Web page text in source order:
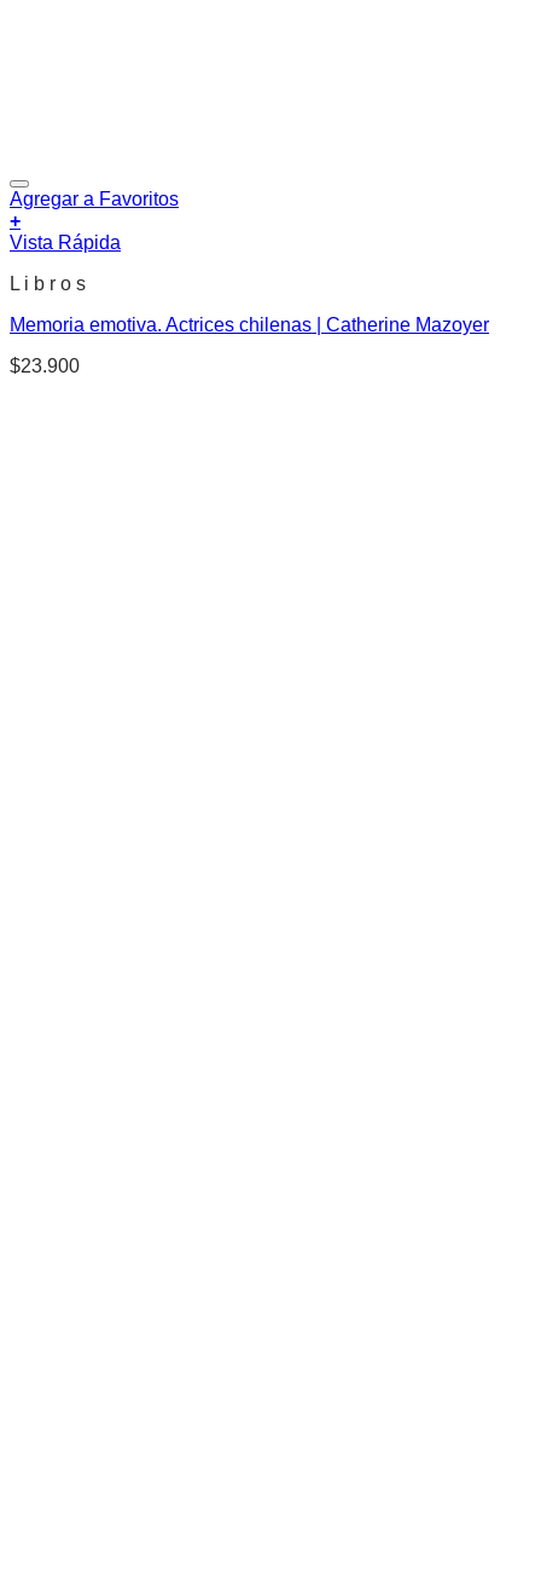
Agregar a Favoritos
+
Vista Rápida
L i b r o s
Memoria emotiva. Actrices chilenas | Catherine Mazoyer
$23.900